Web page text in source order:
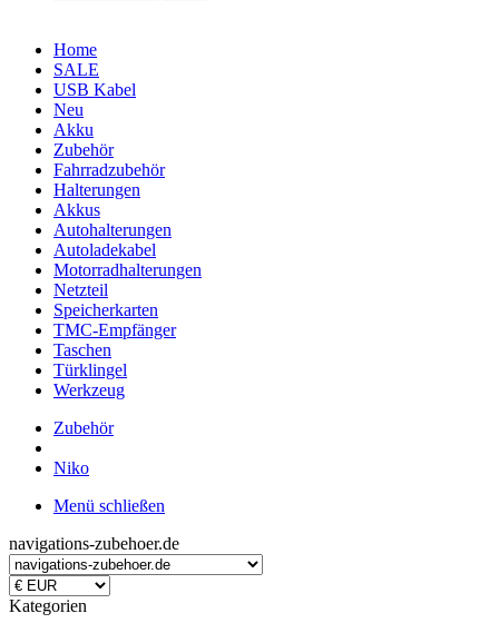
Home
SALE
USB Kabel
Neu
Akku
Zubehör
Fahrradzubehör
Halterungen
Akkus
Autohalterungen
Autoladekabel
Motorradhalterungen
Netzteil
Speicherkarten
TMC-Empfänger
Taschen
Türklingel
Werkzeug
Zubehör
Niko
Menü schließen
navigations-zubehoer.de
Kategorien